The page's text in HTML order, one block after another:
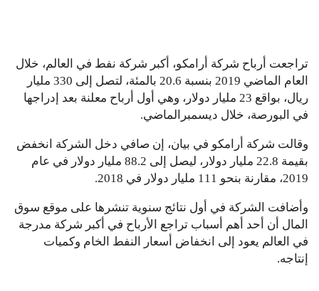
تراجعت أرباح شركة أرامكو، أكبر شركة نفط في العالم، خلال
العام الماضي 2019 بنسبة 20.6 بالمئة، لتصل إلى 330 مليار
ريال، بواقع 23 مليار دولار، وهي أول أرباح معلنة بعد إدراجها
في البورصة، خلال ديسمبرالماضي.
وقالت شركة أرامكو في بيان، إن صافي دخل الشركة انخفض
بقيمة 22.8 مليار دولار، ليصل إلى 88.2 مليار دولار في عام
2019، مقارنة بنحو 111 مليار دولار في 2018.
وأضافت الشركة في أول نتائج سنوية تنشرها على موقع سوق
المال أن أحد أهم أسباب تراجع الأرباح في أكبر شركة مدرجة
في العالم يعود إلى انخفاض أسعار النفط الخام وكميات
إنتاجه.